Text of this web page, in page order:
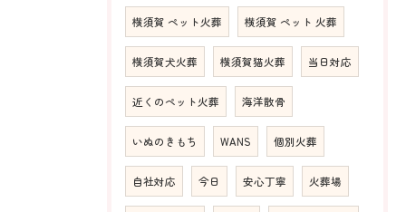
横須賀 ペット火葬 横須賀 ペット 火葬
横須賀犬火葬 横須賀猫火葬 当日対応
近くのペット火葬 海洋散骨
いぬのきもち WANS 個別火葬
自社対応 今日 安心丁寧 火葬場